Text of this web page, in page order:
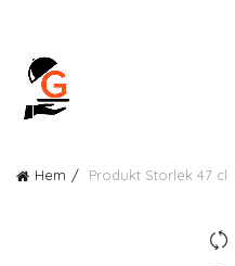
Hem Produkt Storlek 47 cl